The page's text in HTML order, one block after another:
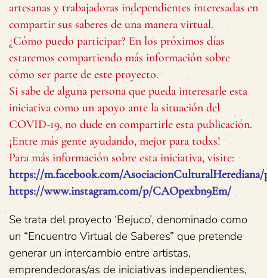
artesanas y trabajadoras independientes interesadas en
compartir sus saberes de una manera virtual.
¿Cómo puedo participar? En los próximos días
estaremos compartiendo más información sobre
cómo ser parte de este proyecto.
Si sabe de alguna persona que pueda interesarle esta
iniciativa como un apoyo ante la situación del
COVID-19, no dude en compartirle esta publicación.
¡Entre más gente ayudando, mejor para todxs!
Para más información sobre esta iniciativa, visite:
https://m.facebook.com/AsociacionCulturalHerediana/
https://www.instagram.com/p/CAOpexbn9Em/
Se trata del proyecto ‘Bejuco’, denominado como
un “Encuentro Virtual de Saberes” que pretende
generar un intercambio entre artistas,
emprendedoras/as de iniciativas independientes,